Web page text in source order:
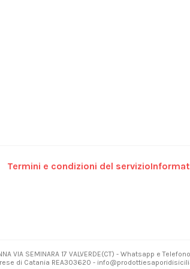
Termini e condizioni del servizio
VIA SEMINARA 17 VALVERDE(CT) - Whatsapp e
di Catania REA303620 -